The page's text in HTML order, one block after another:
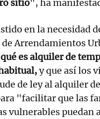
sitio", ha
en la necesidad
Arrendamientos
es alquiler de
y que así los
de ley al alquiler de
"facilitar que las
vulnerables puedan